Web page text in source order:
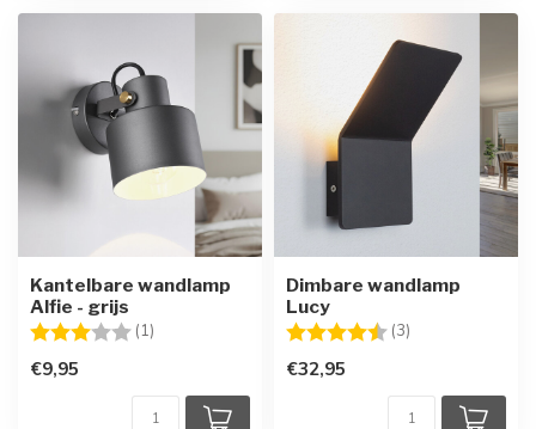
Kantelbare wandlamp
Alfie - grijs
Beoordeling: (1)
€9,95
Dimbare wandlamp
Lucy
Beoordeling: (3)
€32,95